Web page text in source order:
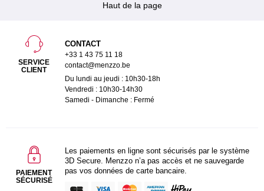
Haut de la page
SERVICE
CLIENT
CONTACT
+33 1 43 75 11 18
contact@menzzo.be
Du lundi au jeudi : 10h30-18h
Vendredi : 10h30-14h30
Samedi - Dimanche : Fermé
PAIEMENT
SÉCURISÉ
Les paiements en ligne sont sécurisés par le système
3D Secure. Menzzo n’a pas accès et ne sauvegarde
pas vos données de carte bancaire.